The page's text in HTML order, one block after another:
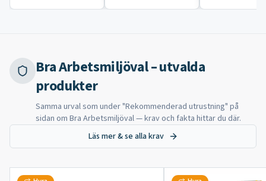
Bra Arbetsmiljöval – utvalda
produkter
Samma urval som under "Rekommenderad utrustning" på
sidan om Bra Arbetsmiljöval — krav och fakta hittar du där.
Läs mer & se alla krav